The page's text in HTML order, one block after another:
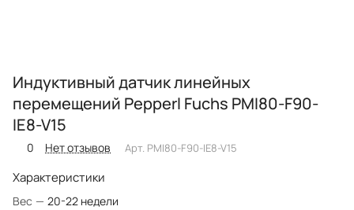
Индуктивный датчик линейных
перемещений Pepperl Fuchs PMI80-F90-
IE8-V15
0 Нет отзывов Арт. PMI80-F90-IE8-V15
Характеристики
Вес — 20-22 недели